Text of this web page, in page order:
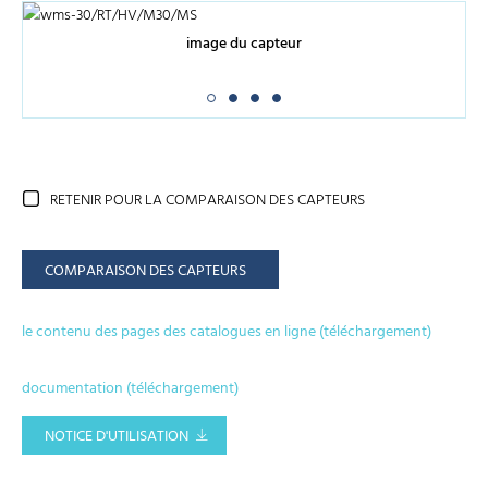
image du capteur
RETENIR POUR LA COMPARAISON DES CAPTEURS
COMPARAISON DES CAPTEURS
le contenu des pages des catalogues en ligne (téléchargement)
documentation (téléchargement)
NOTICE D'UTILISATION